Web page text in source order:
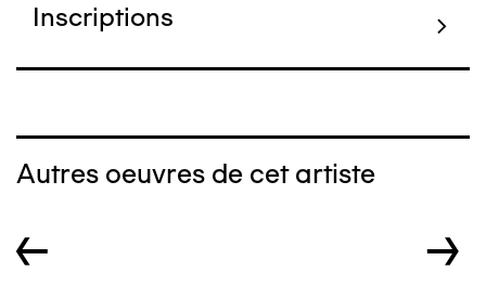
Inscriptions
Autres oeuvres de cet artiste
← →